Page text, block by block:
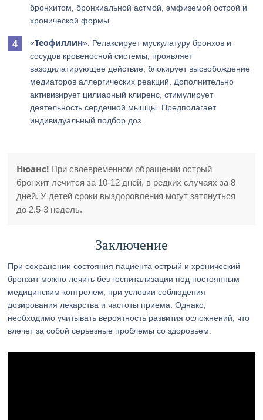
бронхитом, бронхиальной астмой, эмфиземой острой и
хронической формы.
«Теофиллин». Релаксирует мускулатуру бронхов и
сосудов кровеносной системы, проявляет
вазодилатирующее действие, блокирует высвобождение
медиаторов аллергических реакций. Дополнительно
активизирует цилиарный клиренс, стимулирует
деятельность сердечной мышцы. Предполагает
индивидуальный подбор доз.
Нюанс! При своевременном обращении острый
бронхит лечится за 10-12 дней, в редких случаях за 8
дней. У детей сроки выздоровления могут затянуться
до 2.5-3 недель.
Заключение
При сохранении состояния пациента острый и хронический
бронхит можно лечить без госпитализации под постоянным
медицинским контролем, при условии соблюдения
дозирования лекарства и частоты приема. Однако,
необходимо учитывать вероятность развития осложнений, что
влечет за собой серьезные проблемы со здоровьем.